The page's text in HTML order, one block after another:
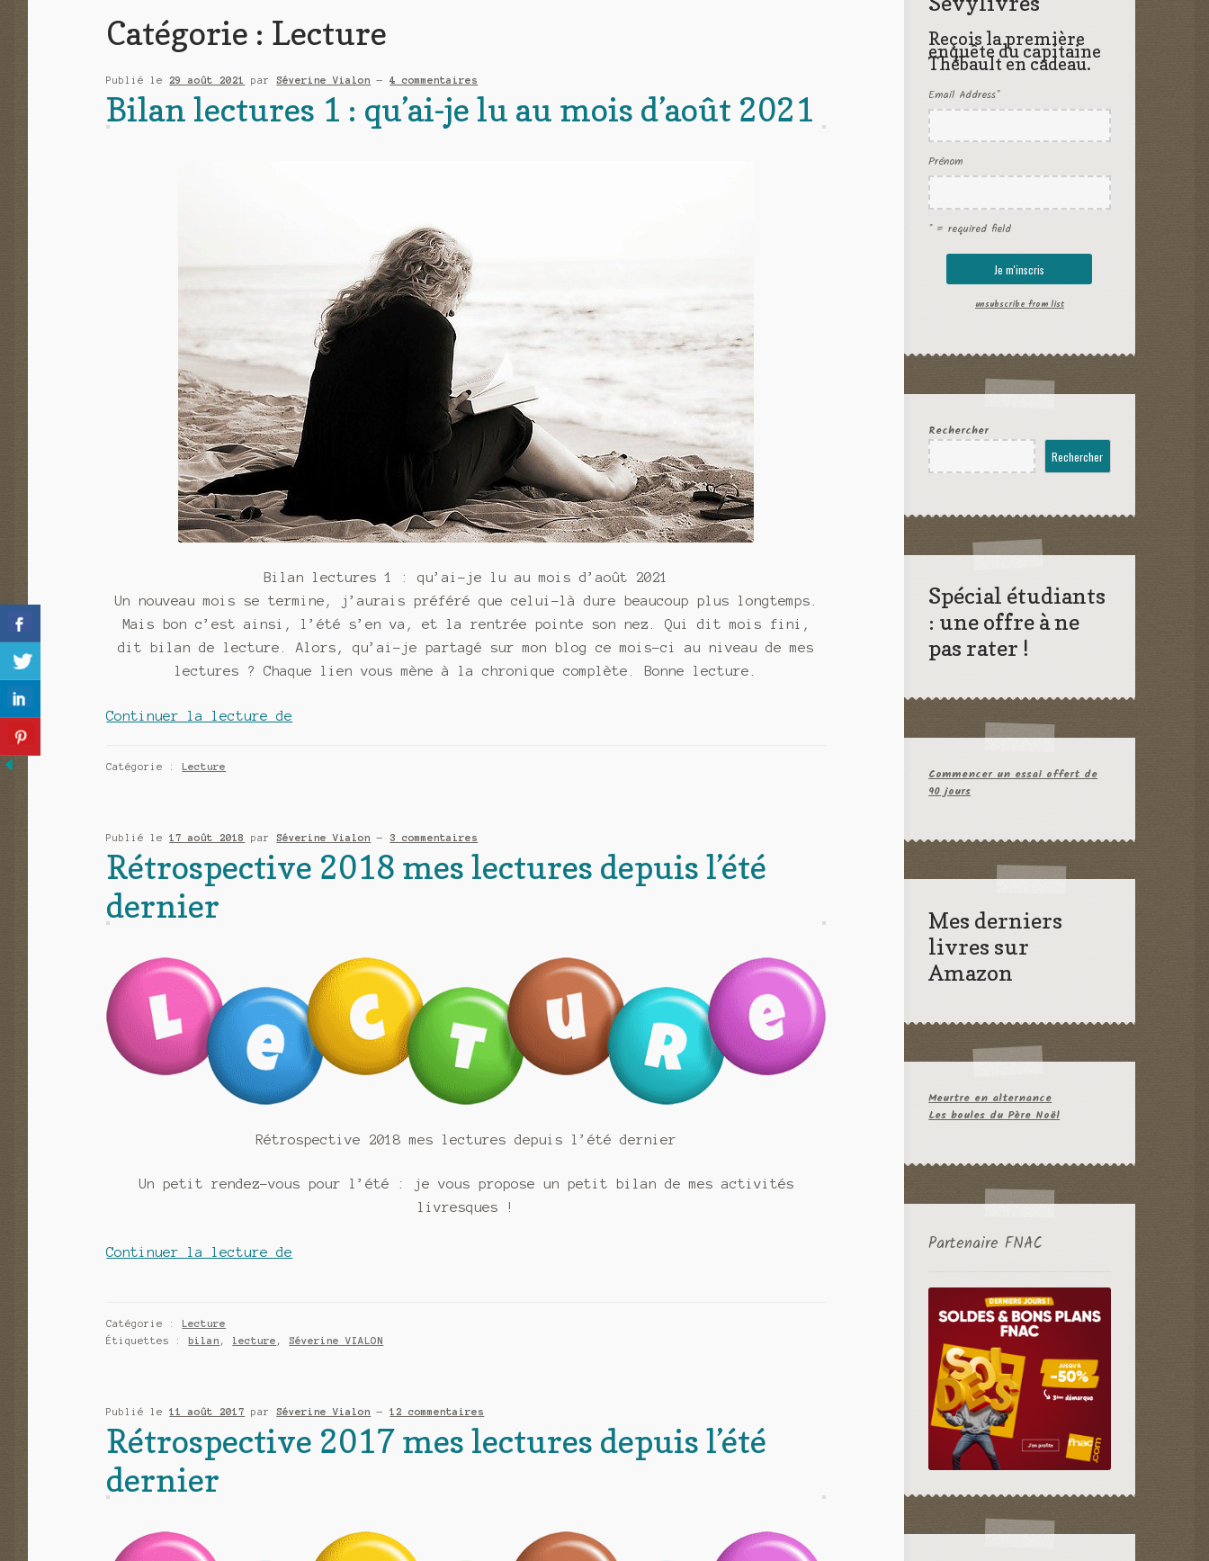
Catégorie : Lecture
Publié le 29 août 2021 parSéverine Vialon —4 commentaires
Bilan lectures 1 : qu’ai-je lu au mois d’août 2021
Bilan lectures 1 : qu’ai-je lu au mois d’août 2021
Un nouveau mois se termine, j’aurais préféré que celui-là dure beaucoup plus longtemps.
Mais bon c’est ainsi, l’été s’en va, et la rentrée pointe son nez. Qui dit mois fini,
dit bilan de lecture. Alors, qu’ai-je partagé sur mon blog ce mois-ci au niveau de mes
lectures ? Chaque lien vous mène à la chronique complète. Bonne lecture.
Continuer la lecture de
au
Catégorie :Lecture
Publié le17 août 2018 parSéverine Vialon —3 commentaires
Rétrospective 2018 mes lectures depuis l’été
dernier
Rétrospective 2018 mes lectures depuis l’été dernier
Un petit rendez-vous pour l’été : je vous propose un petit bilan de mes activités
livresques !
Continuer la lecture de
depuis
Catégorie :Lecture
Étiquettes :bilan , lecture ,Séverine VIALON
Publié le11 août 2017 parSéverine Vialon —12 commentaires
Rétrospective 2017 mes lectures depuis l’été
dernier
Reçois la première
enquête du capitaine
Thébault en cadeau.
Email Address*
Prénom
* = required field
unsubscribe from list
Rechercher
Rechercher
Spécial étudiants
: une offre à ne
pas rater !
Commencer un essai offert de
90 jours
Mes derniers
livres sur
Amazon
Meurtre en alternance
Les boules du Père Noël
Partenaire FNAC